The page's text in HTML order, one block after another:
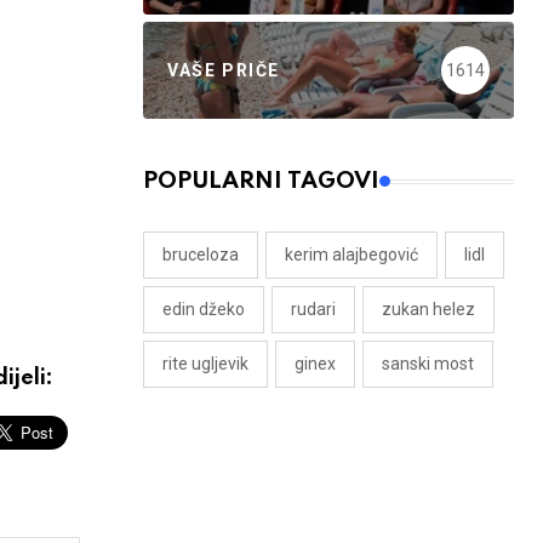
VAŠE PRIČE 1614
POPULARNI TAGOVI
bruceloza kerim alajbegović lidl
edin džeko rudari zukan helez
rite ugljevik ginex sanski most